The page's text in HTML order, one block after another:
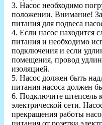
3. Насос необходимо
положении. Внимание!
питания для подвеса
4. Если насос находится
питания и необходимо
подключения и если
помещения, провод
изоляцией.
5. Насос должен быть
питания насоса должен
6. Подключите штепсель
электрической сети.
прекращения работы
питания от розетки